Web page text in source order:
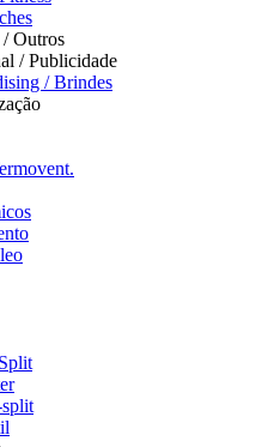
Outros
/ Publicidade
/ Brindes